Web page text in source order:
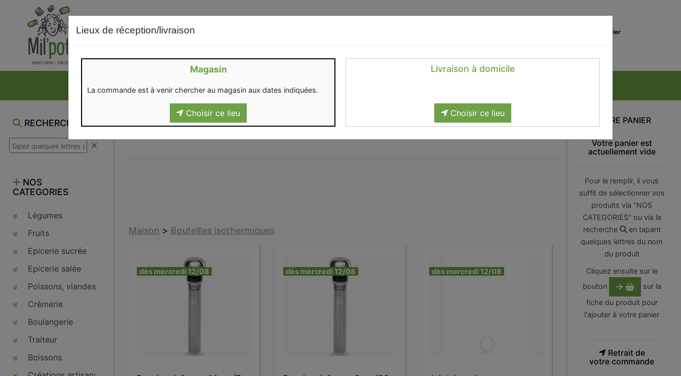
Mon panier
RECHERCHE
NOS
CATEGORIES
Légumes
Fruits
Epicerie sucrée
Epicerie salée
Poissons, viandes, volailles, charcuteries
Crèmerie
Boulangerie
Traiteur
Boissons
Lieux de réception/livraison
Magasin
La commande est à venir chercher au magasin aux dates indiquées.
Choisir ce lieu
Livraison à domicile
Choisir ce lieu
BOUTEILLES ISOTHERMIQUES
Maison > Bouteilles isothermiques
dès mercredi 12/08 dès mercredi 12/08 dès mercredi 12/08
VOTRE PANIER
Votre panier est
actuellement vide
Pour le remplir, il vous
suffit de sélectionner vos
produits via "NOS
CATEGORIES" ou via la
recherche
en tapant
quelques lettres du nom
du produit
Cliquez ensuite sur le
bouton
sur la
fiche du produit pour
l'ajouter à votre panier
Retrait de
votre commande